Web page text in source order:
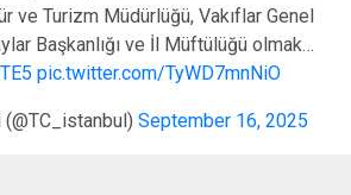
ve Turizm Müdürlüğü, Vakıflar Genel
Başkanlığı ve İl Müftülüğü olmak…
pic.twitter.com/TyWD7mnNiO
September 16, 2025